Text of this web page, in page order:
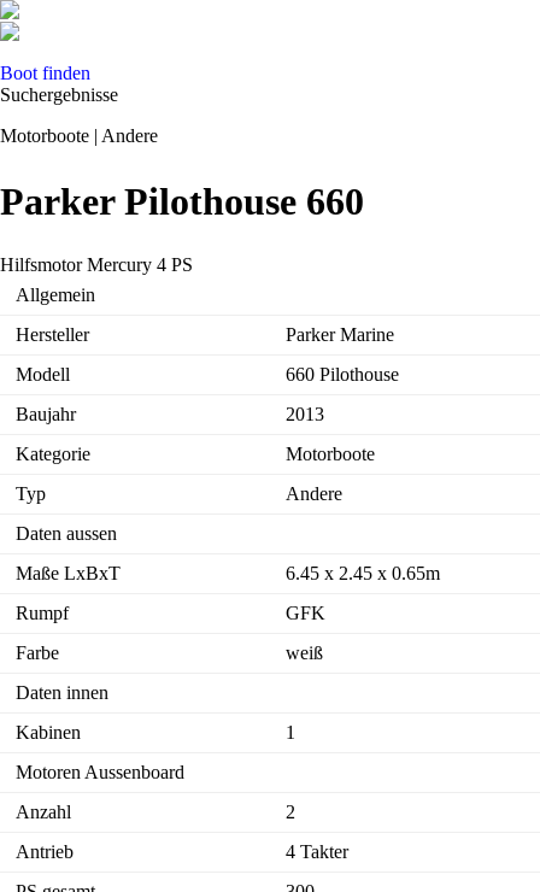
Boot finden
Suchergebnisse
Motorboote | Andere
Parker Pilothouse 660
Hilfsmotor Mercury 4 PS
Allgemein
Hersteller
Parker Marine
Modell
660 Pilothouse
Baujahr
2013
Kategorie
Motorboote
Typ
Andere
Daten aussen
Maße LxBxT
6.45 x 2.45 x 0.65m
Rumpf
GFK
Farbe
weiß
Daten innen
Kabinen
1
Motoren Aussenboard
Anzahl
2
Antrieb
4 Takter